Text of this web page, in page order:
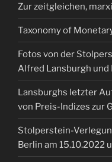
Zur zeitgleichen,
Taxonomy of
Fotos von der
Alfred Lansburgh und
Lansburghs letzter
von Preis-Indizes zur
Stolperstein-
Berlin am 15.10.2022